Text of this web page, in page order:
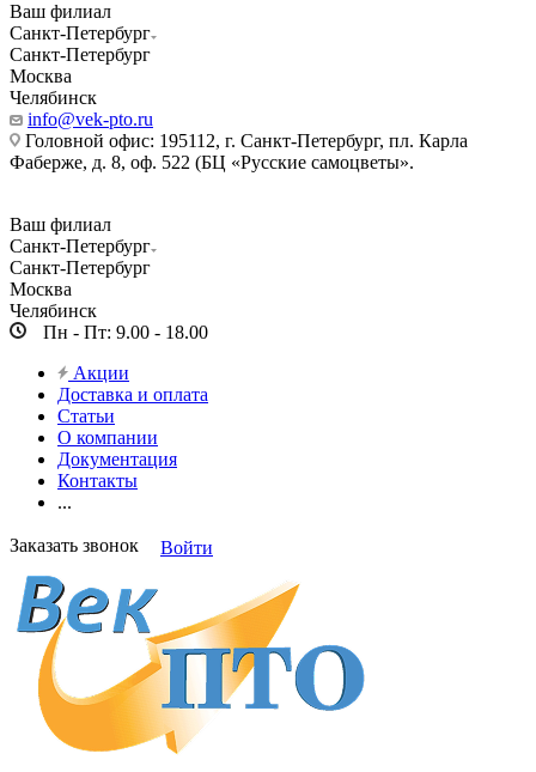
Ваш филиал
Санкт-Петербург
Санкт-Петербург
Москва
Челябинск
info@vek-pto.ru
Головной офис: 195112, г. Санкт-Петербург, пл. Карла
Фаберже, д. 8, оф. 522 (БЦ «Русские самоцветы».
Ваш филиал
Санкт-Петербург
Санкт-Петербург
Москва
Челябинск
Пн - Пт: 9.00 - 18.00
Акции
Доставка и оплата
Статьи
О компании
Документация
Контакты
...
Заказать звонок Войти